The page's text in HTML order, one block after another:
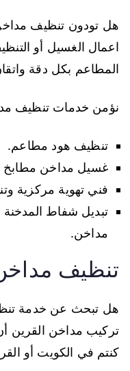
هل تودون تنظيف
اعمال الغسيل أو
المطاعم بكل دقة
نؤمن خدمات تنظيف
تنظيف هود مطاعم.
غسيل مداخن مطابخ
فني تهوية مركزية
تبديل شفاط
مداخن.
تنظيف
هل تبحث عن خدمة
تركيب مداخن القرين
كنتم في الكويت أو